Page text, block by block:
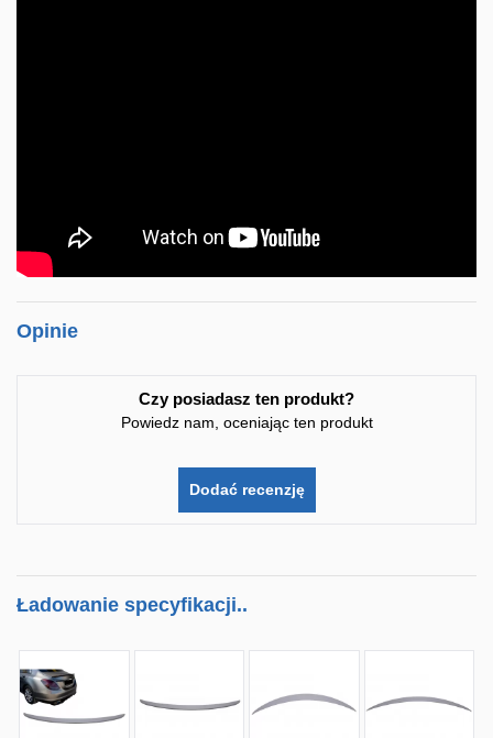
Opinie
Czy posiadasz ten produkt?
Powiedz nam, oceniając ten produkt
Dodać recenzję
Ładowanie specyfikacji..